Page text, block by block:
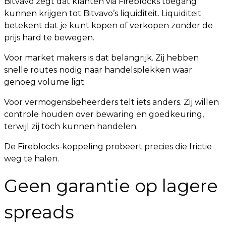
kunnen krijgen tot Bitvavo’s liquiditeit. Liquiditeit
betekent dat je kunt kopen of verkopen zonder de
prijs hard te bewegen.
Voor market makers is dat belangrijk. Zij hebben
snelle routes nodig naar handelsplekken waar
genoeg volume ligt.
Voor vermogensbeheerders telt iets anders. Zij willen
controle houden over bewaring en goedkeuring,
terwijl zij toch kunnen handelen.
De Fireblocks-koppeling probeert precies die frictie
weg te halen.
Geen garantie op lagere
spreads